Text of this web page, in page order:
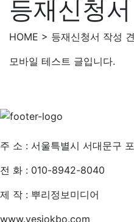
등재신청
HOME > 등재신청서 작성
모바일 테스트 글입니다.
주 소 : 서울특별시 서대문구
전 화 : 010-8942-8040
제 작 : 뿌리정보미디어
www.yesjokbo.com